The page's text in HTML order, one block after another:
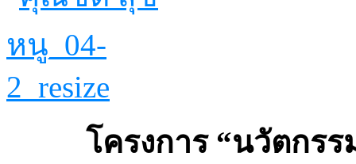
โครงการ “นวัตกรรม